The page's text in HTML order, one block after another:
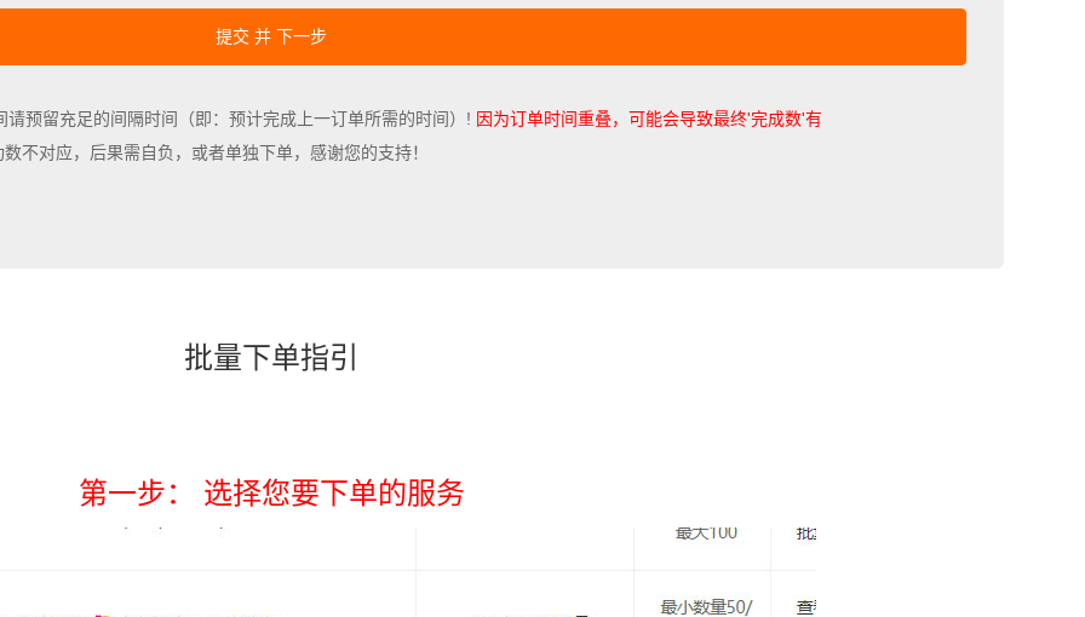
提交 并 下一步
预留充足的间隔时间（即：预计完成上一订单所需的时间）! 因为订单时间重叠，可能会导致最终'完成数'有
不对应，后果需自负，或者单独下单，感谢您的支持！
批量下单指引
第一步： 选择您要下单的服务